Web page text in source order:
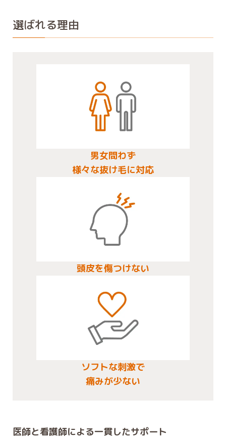
選ばれる理由
男女問わず
様々な抜け毛に対応
頭皮を傷つけない
ソフトな刺激で
痛みが少ない
医師と看護師による一貫したサポート